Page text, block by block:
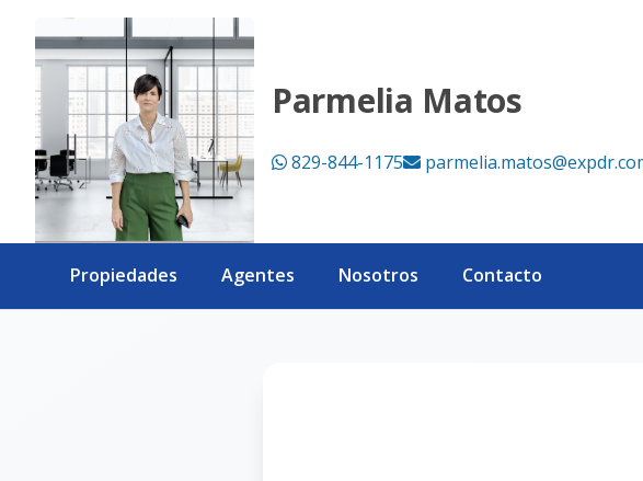
Parmelia Matos
829-844-1175
Propiedades Agentes Nosotros Contacto
Página no encontrada - eXp Realty República Dominicana